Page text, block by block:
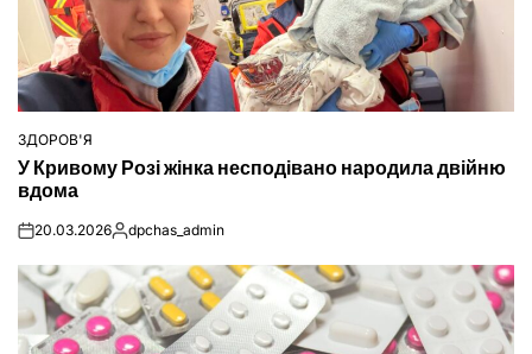
ОПУБЛІКУВАТИ
У
ЗДОРОВ'Я
У Кривому Розі жінка несподівано народила двійню
вдома
on20.03.2026Опубліковано
dpchas_admin